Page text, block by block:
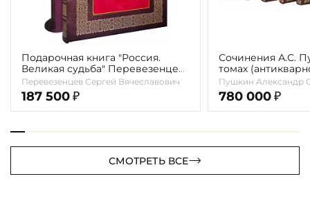
Подарочная книга "Россия.
Великая судьба" Перевезенцев
С. В.
Перевезенцев Сергей Вячеславович
187 500 ₽
Сочинения А.С.
томах
Пушкин Александр
780 000 ₽
СМОТРЕТЬ ВСЕ